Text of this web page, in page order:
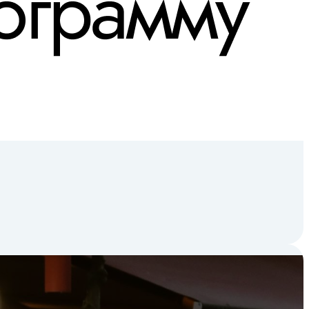
высокого качества по доступным ценам.
Финист — это ваш надежный партнер в
сфере оснащения предприятий
общественного питания, торговли и